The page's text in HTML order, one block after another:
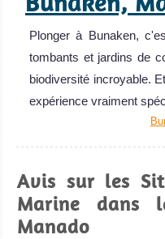
Plonger à Bunaken,
tombants et jardins de
biodiversité incroyable.
expérience vraiment
Avis sur les
Marine dans
Manado